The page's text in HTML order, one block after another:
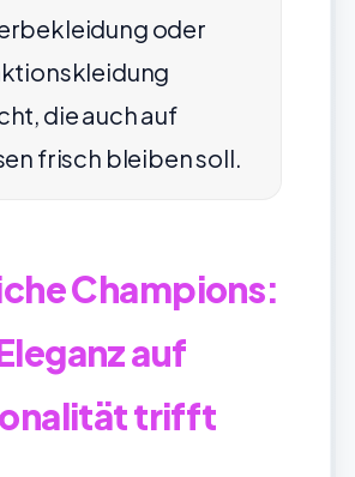
oder
die auch auf
frisch bleiben soll.
Champions:
auf
trifft